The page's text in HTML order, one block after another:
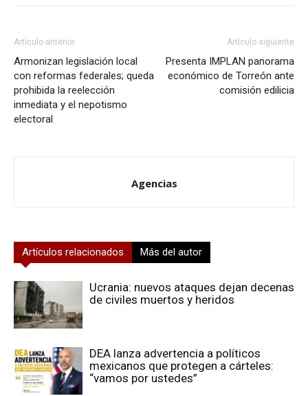
Artículo anterior
Armonizan legislación local
con reformas federales; queda
prohibida la reelección
inmediata y el nepotismo
electoral
Artículo siguiente
Presenta IMPLAN panorama
económico de Torreón ante
comisión edilicia
Agencias
Artículos relacionados Más del autor
Ucrania: nuevos ataques dejan decenas
de civiles muertos y heridos
DEA lanza advertencia a políticos
mexicanos que protegen a cárteles:
“vamos por ustedes”